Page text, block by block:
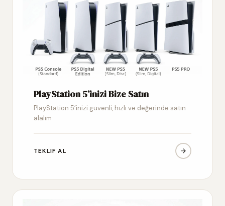
PlayStation 5’inizi Bize Satın
PlayStation 5’inizi güvenli, hızlı ve değerinde satın
alalım
TEKLIF AL